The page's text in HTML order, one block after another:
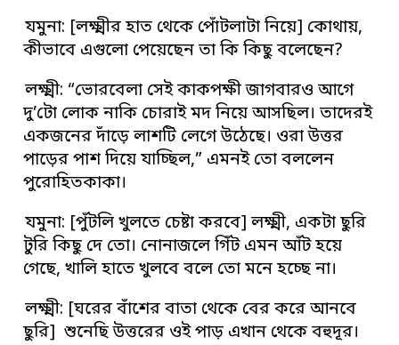
যমুনা: [লক্ষ্মীর হাত থেকে পোঁটলাটা নিয়ে] কোথায়,
কীভাবে এগুলো পেয়েছেন তা কি কিছু বলেছেন?
লক্ষ্মী: “ভোরবেলা সেই কাকপক্ষী জাগবারও আগে
দু’টো লোক নাকি চোরাই মদ নিয়ে আসছিল। তাদেরই
একজনের দাঁড়ে লাশটি লেগে উঠেছে। ওরা উত্তর
পাড়ের পাশ দিয়ে যাচ্ছিল,” এমনই তো বললেন
পুরোহিতকাকা।
যমুনা: [পুঁটলি খুলতে চেষ্টা করবে] লক্ষ্মী, একটা ছুরি
টুরি কিছু দে তো। নোনাজলে গিঁট এমন আঁট হয়ে
গেছে, খালি হাতে খুলবে বলে তো মনে হচ্ছে না।
লক্ষ্মী: [ঘরের বাঁশের বাতা থেকে বের করে আনবে
ছুরি] শুনেছি উত্তরের ওই পাড় এখান থেকে বহুদূর।